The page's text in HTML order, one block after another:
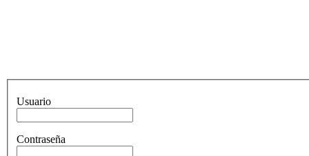
Usuario
Contraseña